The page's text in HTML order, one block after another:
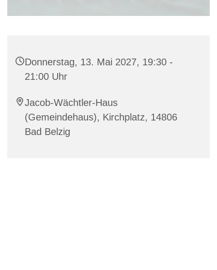
Donnerstag, 13. Mai 2027, 19:30 -
21:00 Uhr
Jacob-Wächtler-Haus
(Gemeindehaus), Kirchplatz, 14806
Bad Belzig